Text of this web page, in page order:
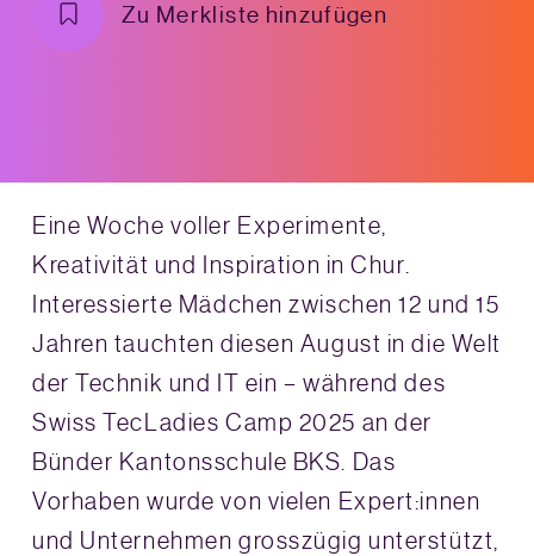
Zu Merkliste hinzufügen
Eine Woche voller Experimente,
Kreativität und Inspiration in Chur.
Interessierte Mädchen zwischen 12 und 15
Jahren tauchten diesen August in die Welt
der Technik und IT ein – während des
Swiss TecLadies Camp 2025 an der
Bünder Kantonsschule BKS. Das
Vorhaben wurde von vielen Expert:innen
und Unternehmen grosszügig unterstützt,